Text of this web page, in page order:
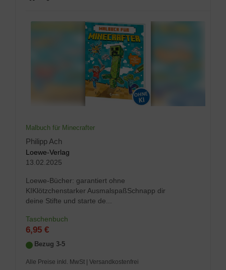
Malbuch für Minecrafter
Philipp Ach
Loewe-Verlag
13.02.2025
Loewe-Bücher: garantiert ohne
KIKlötzchenstarker AusmalspaßSchnapp dir
deine Stifte und starte de...
Taschenbuch
6,95 €
Bezug 3-5
Alle Preise inkl. MwSt | Versandkostenfrei